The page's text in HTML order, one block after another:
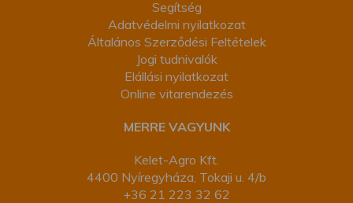
Segítség
Adatvédelmi nyilatkozat
Általános Szerződési Feltételek
Jogi tudnivalók
Elállási nyilatkozat
Online vitarendezés
MERRE VAGYUNK
Kelet-Agro Kft.
4400 Nyíregyháza, Tokaji u. 4/b
+36 21 223 32 62